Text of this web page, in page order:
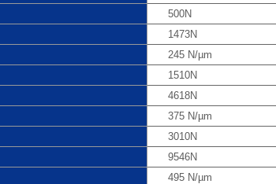
500N
1473N
245 N/µm
1510N
4618N
375 N/µm
3010N
9546N
495 N/µm